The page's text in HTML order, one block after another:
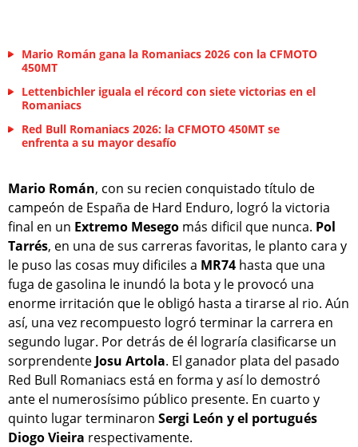
Mario Román gana la Romaniacs 2026 con la CFMOTO
450MT
Lettenbichler iguala el récord con siete victorias en el
Romaniacs
Red Bull Romaniacs 2026: la CFMOTO 450MT se
enfrenta a su mayor desafío
Mario Román, con su recien conquistado título de
campeón de España de Hard Enduro, logró la victoria
final en un Extremo Mesego más dificil que nunca. Pol
Tarrés, en una de sus carreras favoritas, le planto cara y
le puso las cosas muy dificiles a MR74 hasta que una
fuga de gasolina le inundó la bota y le provocó una
enorme irritación que le obligó hasta a tirarse al rio. Aún
así, una vez recompuesto logró terminar la carrera en
segundo lugar. Por detrás de él lograría clasificarse un
sorprendente Josu Artola. El ganador plata del pasado
Red Bull Romaniacs está en forma y así lo demostró
ante el numerosísimo público presente. En cuarto y
quinto lugar terminaron Sergi León y el portugués
Diogo Vieira respectivamente.